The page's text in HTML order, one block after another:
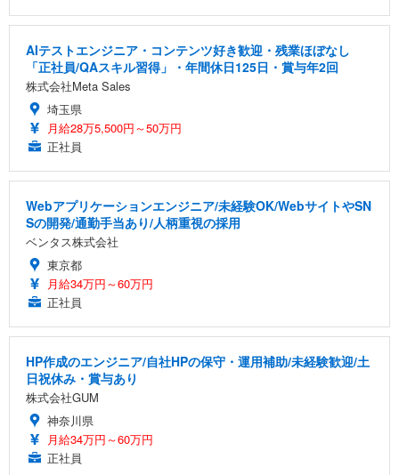
AIテストエンジニア・コンテンツ好き歓迎・残業ほぼなし
「正社員/QAスキル習得」・年間休日125日・賞与年2回
株式会社Meta Sales
埼玉県
月給28万5,500円～50万円
正社員
Webアプリケーションエンジニア/未経験OK/WebサイトやSN
Sの開発/通勤手当あり/人柄重視の採用
ベンタス株式会社
東京都
月給34万円～60万円
正社員
HP作成のエンジニア/自社HPの保守・運用補助/未経験歓迎/土
日祝休み・賞与あり
株式会社GUM
神奈川県
月給34万円～60万円
正社員